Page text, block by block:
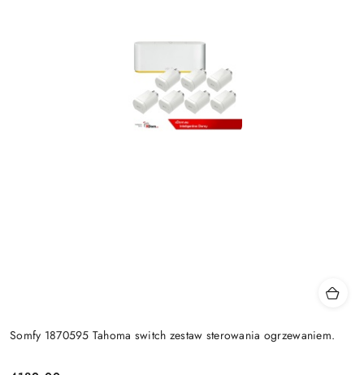
Somfy 1870595 Tahoma switch zestaw sterowania ogrzewaniem.